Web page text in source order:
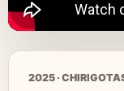
2025 ·